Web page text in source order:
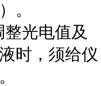
。
光电值及
时，须给仪